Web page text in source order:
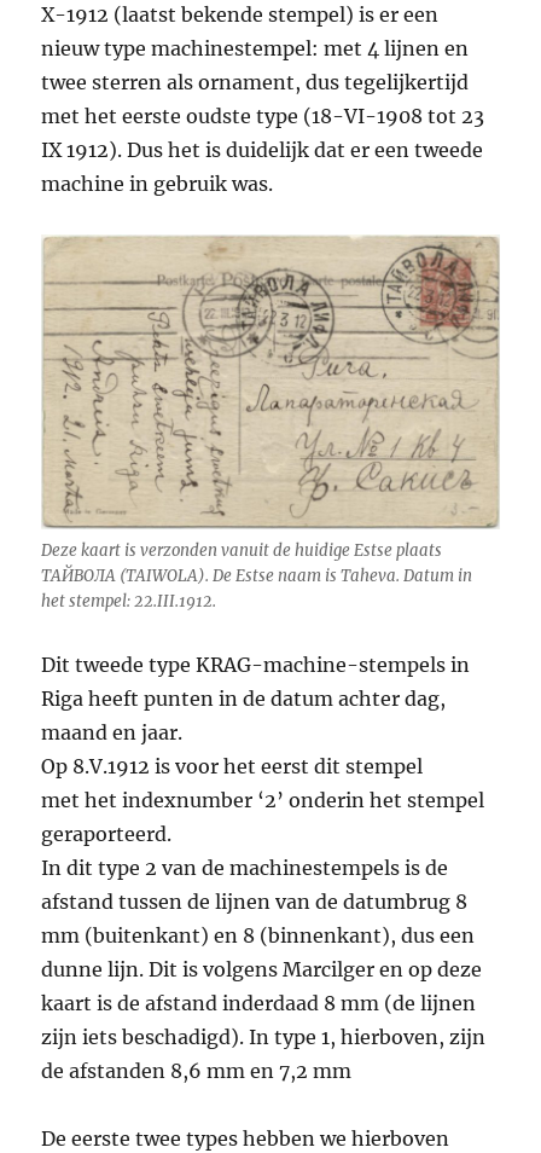
X-1912 (laatst bekende stempel) is er een
nieuw type machinestempel: met 4 lijnen en
twee sterren als ornament, dus tegelijkertijd
met het eerste oudste type (18-VI-1908 tot 23
IX 1912). Dus het is duidelijk dat er een tweede
machine in gebruik was.
Deze kaart is verzonden vanuit de huidige Estse plaats
ТАЙВОЛА (TAIWOLA). De Estse naam is Taheva. Datum in
het stempel: 22.III.1912.
Dit tweede type KRAG-machine-stempels in
Riga heeft punten in de datum achter dag,
maand en jaar.
Op 8.V.1912 is voor het eerst dit stempel
met het indexnumber ‘2’ onderin het stempel
geraporteerd.
In dit type 2 van de machinestempels is de
afstand tussen de lijnen van de datumbrug 8
mm (buitenkant) en 8 (binnenkant), dus een
dunne lijn. Dit is volgens Marcilger en op deze
kaart is de afstand inderdaad 8 mm (de lijnen
zijn iets beschadigd). In type 1, hierboven, zijn
de afstanden 8,6 mm en 7,2 mm
De eerste twee types hebben we hierboven